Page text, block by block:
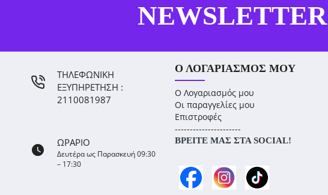
NEWSLETTER
ΤΗΛΕΦΩΝΙΚΗ
ΕΞΥΠΗΡΕΤΗΣΗ :
2110081987
ΩΡΑΡΙΟ
Δευτέρα ως Παρασκευή 09:30
– 17:30
Ο ΛΟΓΑΡΙΑΣΜΌΣ ΜΟΥ
Ο Λογαριασμός μου
Οι παραγγελίες μου
Επιστροφές
----------------------
ΒΡΕΊΤΕ ΜΑΣ ΣΤΑ SOCIAL!